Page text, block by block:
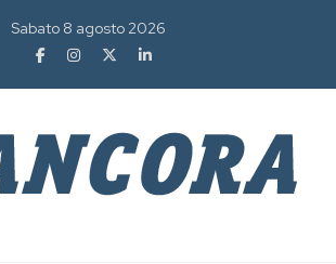
Sabato 8 agosto 2026